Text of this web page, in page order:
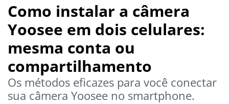
Como instalar a câmera
Yoosee em dois celulares:
mesma conta ou
compartilhamento
Os métodos eficazes para você conectar
sua câmera Yoosee no smartphone.